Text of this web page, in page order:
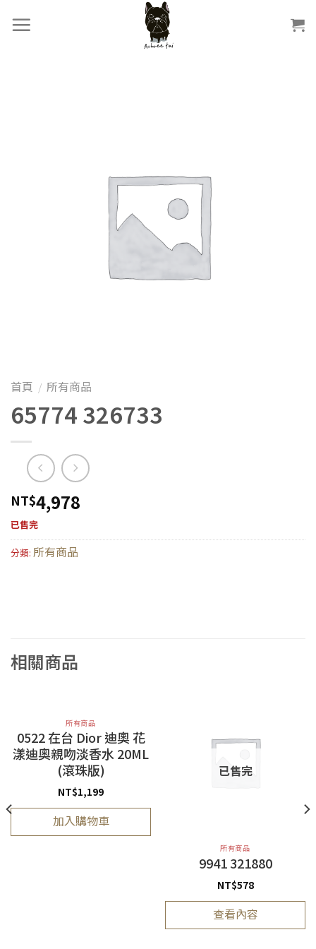
首頁 / 所有商品
65774 326733
NT$4,978
已售完
分類: 所有商品
相關商品
所有商品
0522 在台 Dior 迪奧 花
漾迪奧親吻淡香水 20ML
(滾珠版)
NT$1,199
加入購物車
已售完
所有商品
9941 321880
NT$578
查看內容